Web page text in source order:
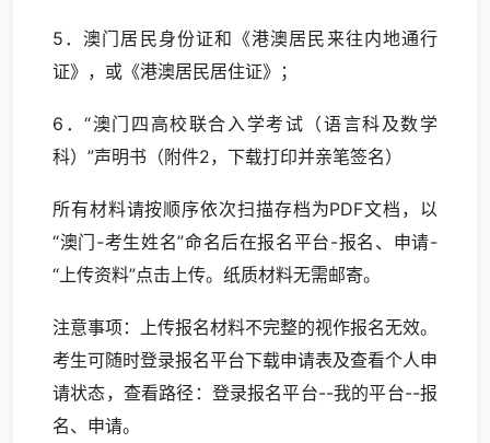
5．澳门居民身份证和《港澳居民来往内地通行
证》，或《港澳居民居住证》；
6．“澳门四高校联合入学考试（语言科及数学
科）”声明书（附件2，下载打印并亲笔签名）
所有材料请按顺序依次扫描存档为PDF文档，以
“澳门-考生姓名”命名后在报名平台-报名、申请-
“上传资料”点击上传。纸质材料无需邮寄。
注意事项：上传报名材料不完整的视作报名无效。
考生可随时登录报名平台下载申请表及查看个人申
请状态，查看路径：登录报名平台--我的平台--报
名、申请。